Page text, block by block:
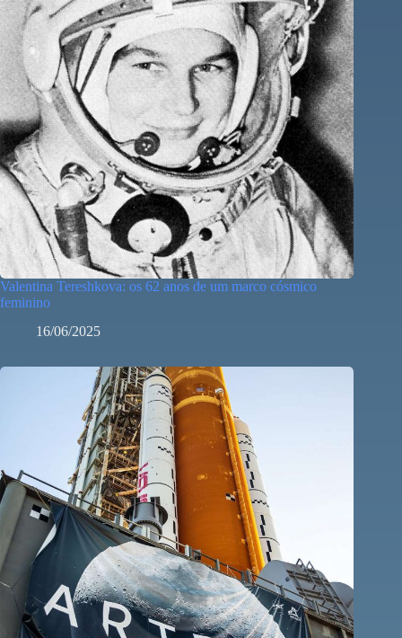
Valentina Tereshkova: os 62 anos de um marco cósmico
feminino
16/06/2025